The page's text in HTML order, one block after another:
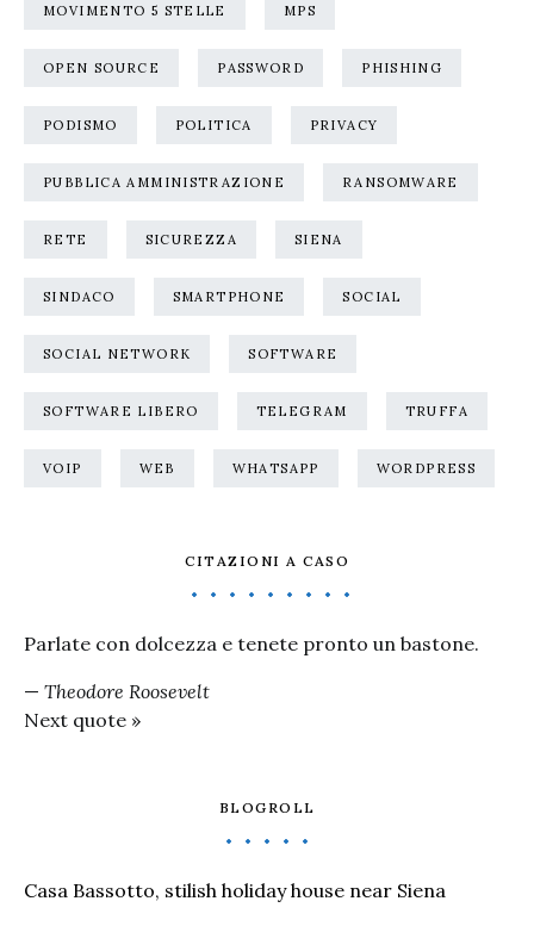
MOVIMENTO 5 STELLE MPS
OPEN SOURCE PASSWORD PHISHING
PODISMO POLITICA PRIVACY
PUBBLICA AMMINISTRAZIONE RANSOMWARE
RETE SICUREZZA SIENA
SINDACO SMARTPHONE SOCIAL
SOCIAL NETWORK SOFTWARE
SOFTWARE LIBERO TELEGRAM TRUFFA
VOIP WEB WHATSAPP WORDPRESS
CITAZIONI A CASO
Parlate con dolcezza e tenete pronto un bastone.
— Theodore Roosevelt
Next quote »
BLOGROLL
Casa Bassotto, stilish holiday house near Siena